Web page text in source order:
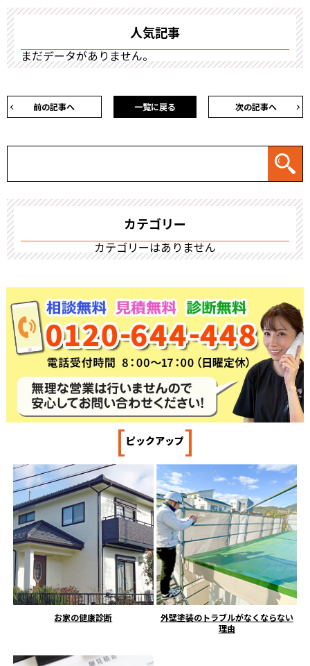
人気記事
まだデータがありません。
前の記事へ 次の記事へ
一覧に戻る
カテゴリー
カテゴリーはありません
[ピックアップ]
お家の健康診断
外壁塗装のトラブルがなくならない
理由